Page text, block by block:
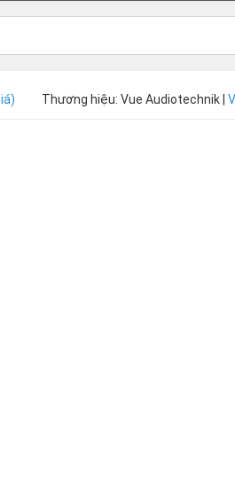
Thương hiệu: Vue Audiotechnik |